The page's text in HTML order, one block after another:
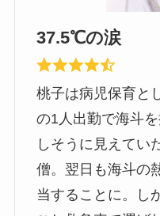
37.5℃の涙
桃子は病児保育と
の1人出勤で海斗
しそうに見えてい
僧。翌日も海斗の
当することに。し